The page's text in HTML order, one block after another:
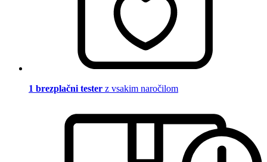
1 brezplačni tester z vsakim naročilom